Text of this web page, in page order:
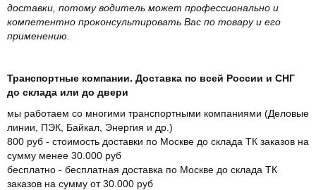
доставки, потому водитель может профессионально и
компетентно проконсультировать Вас по товару и его
применению.
Транспортные компании. Доставка по всей России и СНГ
до склада или до двери
мы работаем со многими транспортными компаниями (Деловые
линии, ПЭК, Байкал, Энергия и др.)
800 руб - стоимость доставки по Москве до склада ТК заказов на
сумму менее 30.000 руб
бесплатно - бесплатная доставка по Москве до склада ТК
заказов на сумму от 30.000 руб